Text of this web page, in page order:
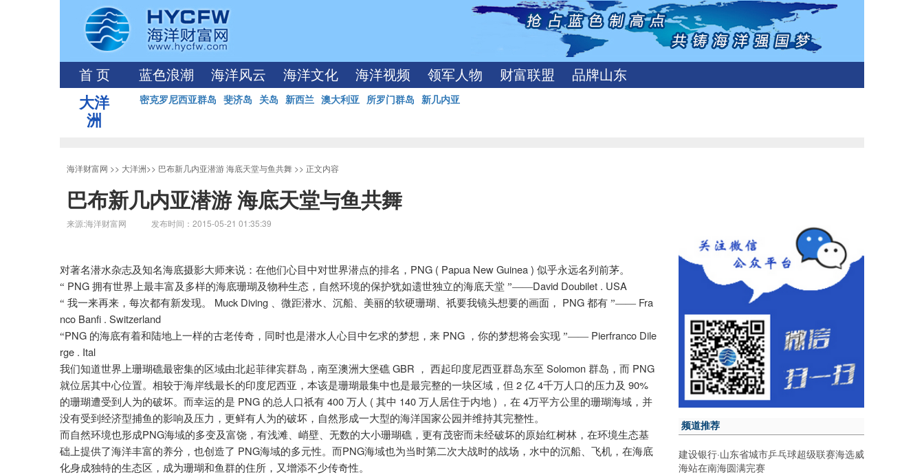
首 页 蓝色浪潮 海洋风云 海洋文化 海洋视频 领军人物 财富联盟 品牌山东
大洋
洲
密克罗尼西亚群岛 斐济岛 关岛 新西兰 澳大利亚 所罗门群岛 新几内亚
海洋财富网 >> 大洋洲>> 巴布新几内亚潜游 海底天堂与鱼共舞 >> 正文内容
巴布新几内亚潜游 海底天堂与鱼共舞
来源:海洋财富网 发布时间：2015-05-21 01:35:39
对著名潜水杂志及知名海底摄影大师来说：在他们心目中对世界潜点的排名， PNG ( Papua New Guinea ) 似乎永远名列前茅。
“ PNG 拥有世界上最丰富及多样的海底珊瑚及物种生态，自然环境的保护犹如遗世独立的海底天堂 ”——David Doubilet . USA
“ 我一来再来，每次都有新发现。 Muck Diving 、微距潜水、沉船、美丽的软硬珊瑚、祇要我镜头想要的画面， PNG 都有 ”—— Fra
nco Banfi . Switzerland
“PNG 的海底有着和陆地上一样的古老传奇，同时也是潜水人心目中乞求的梦想，来 PNG ，你的梦想将会实现 ”—— Pierfranco Dile
rge . Ital
我们知道世界上珊瑚礁最密集的区域由北起菲律宾群岛，南至澳洲大堡礁 GBR ， 西起印度尼西亚群岛东至 Solomon 群岛，而 PNG
就位居其中心位置。相较于海岸线最长的印度尼西亚，本该是珊瑚最集中也是最完整的一块区域，但 2 亿 4千万人口的压力及 90%
的珊瑚遭受到人为的破坏。而幸运的是 PNG 的总人口祇有 400 万人 ( 其中 140 万人居住于内地 ) ，在 4万平方公里的珊瑚海域，并
没有受到经济型捕鱼的影响及压力，更鲜有人为的破坏，自然形成一大型的海洋国家公园并维持其完整性。
而自然环境也形成PNG海域的多变及富饶，有浅滩、峭壁、无数的大小珊瑚礁，更有茂密而未经破坏的原始红树林，在环境生态基
础上提供了海洋丰富的养分，也创造了 PNG海域的多元性。而PNG海域也为当时第二次大战时的战场，水中的沉船、飞机，在海底
化身成独特的生态区，成为珊瑚和鱼群的住所，又增添不少传奇性。
频道推荐
建设银行·山东省城市乒乓球超级联赛海选威
海站在南海圆满完赛